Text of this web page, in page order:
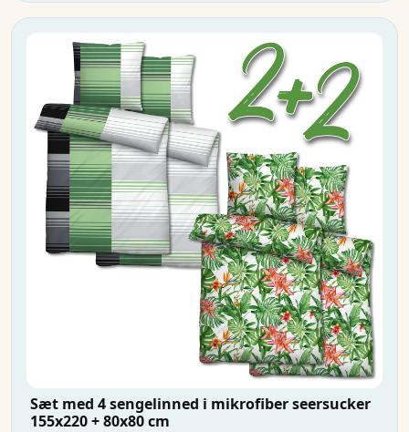
Sæt med 4 sengelinned i mikrofiber seersucker
155x220 + 80x80 cm